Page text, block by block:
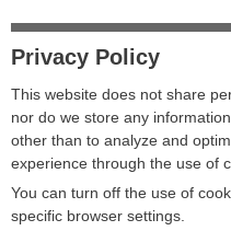
Privacy Policy
This website does not share
nor do we store any
other than to analyze and
experience through the use of
You can turn off the use of
specific browser settings.